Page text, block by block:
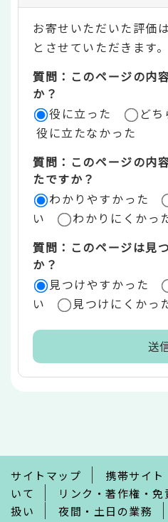
テ
ン
ツ
評
価
リ
ア
お寄せいただいた評価
とさせていただきます。
質問：このページの内
か？
役に立った
ど
役に立たなかった
質問：このページの内
たですか？
わかりやすかった
い
わかりにくかっ
質問：このページは見
か？
見つけやすかった
い
見つけにくかっ
で
サイトマップ 携帯サイト
いて
リンク・著作権・免
扱い
夜間・土日の業務